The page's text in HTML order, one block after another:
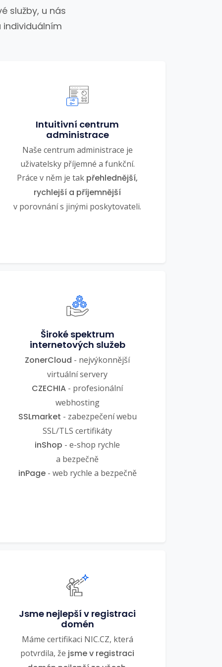
služby, u nás
Intuitivní centrum
administrace
Naše centrum administrace je
uživatelsky příjemné a funkční.
Práce v něm je tak přehlednější,
rychlejší a příjemnější
v porovnání s jinými poskytovateli.
Široké spektrum
internetových služeb
ZonerCloud - nejvýkonnější
virtuální servery
CZECHIA - profesionální
webhosting
SSLmarket - zabezpečení webu
SSL/TLS certifikáty
inShop - e-shop rychle
a bezpečně
inPage- web rychle a bezpečně
Jsme nejlepší v registraci
domén
Máme certifikaci NIC.CZ, která
potvrdila, že jsme v registraci